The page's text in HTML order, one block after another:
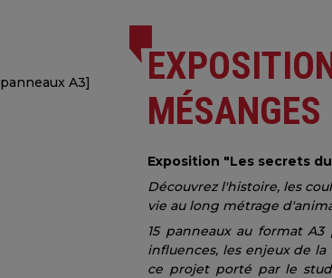
Exposition "Les secrets
Découvrez l'histoire, les
vie au long métrage
15 panneaux au format
influences, les enjeux de
ce projet porté par le